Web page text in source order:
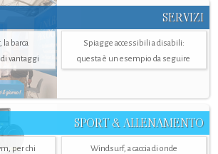
SERVIZI
la barca
vantaggi
Spiagge accessibili a disabili:
questa è un esempio da seguire
SPORT & ALLENAMENTO
per chi
Windsurf, a caccia di onde